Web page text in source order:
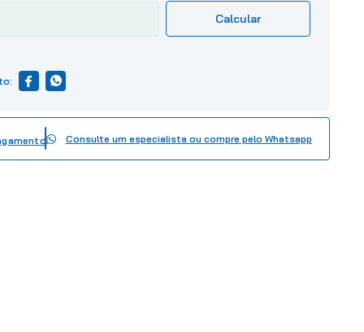
Consulte um especialista ou compre pelo Whatsapp